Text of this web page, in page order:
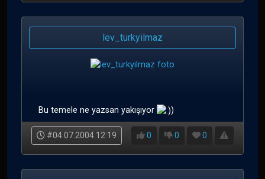
lev_turkyilmaz
Bu temele ne yazsan yakışıyor )
#04.07.2004 12:19 0 0 0